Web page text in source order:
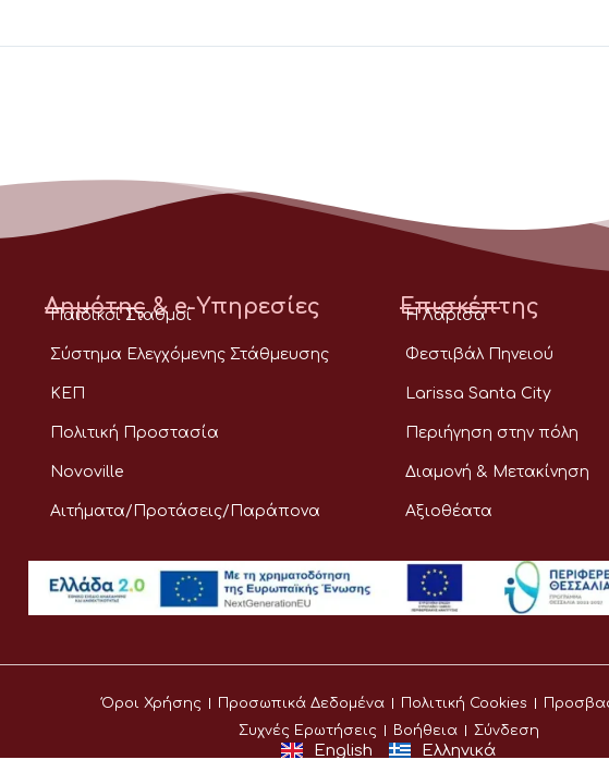
Δημότης & e-Υπηρεσίες
Παιδικοί Σταθμοί
Σύστημα Ελεγχόμενης Στάθμευσης
ΚΕΠ
Πολιτική Προστασία
Novoville
Αιτήματα/Προτάσεις/Παράπονα
Επισκέπτης
Η Λάρισα
Φεστιβάλ Πηνειού
Larissa Santa City
Περιήγηση στην πόλη
Διαμονή & Μετακίνηση
Αξιοθέατα
Όροι Χρήσης Προσωπικά Δεδομένα Πολιτική Cookies
Συχνές Ερωτήσεις
Βοήθεια Σύνδεση
English Ελληνικά